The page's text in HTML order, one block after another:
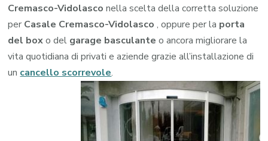
Cremasco-Vidolasco nella scelta della corretta soluzione
per Casale Cremasco-Vidolasco , oppure per la porta
del boxo del garage basculante o ancora migliorare la
vita quotidiana di privati e aziende grazie all’installazione di
un cancello scorrevole.